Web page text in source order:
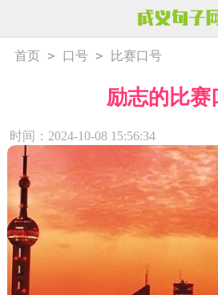
首页 > 口号 > 比赛口号
励志的比赛
时间：2024-10-08 15:56:34